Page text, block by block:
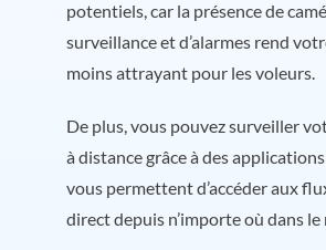
potentiels, car la présence de
surveillance et d’alarmes rend
moins attrayant pour les voleurs.
De plus, vous pouvez surveiller
à distance grâce à des
vous permettent d’accéder aux
direct depuis n’importe où dans le